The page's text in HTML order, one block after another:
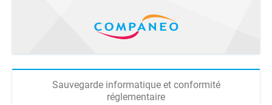
Sauvegarde informatique et conformité
réglementaire